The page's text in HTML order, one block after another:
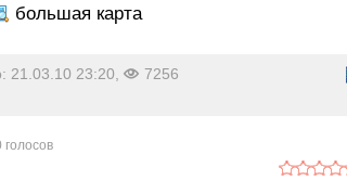
21.03.10 23:20,
7256
голосов